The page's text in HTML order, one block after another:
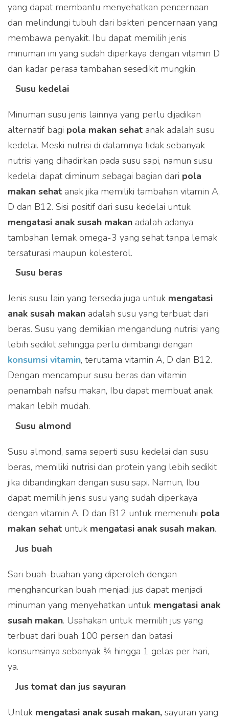
yang dapat membantu menyehatkan pencernaan
dan melindungi tubuh dari bakteri pencernaan yang
membawa penyakit. Ibu dapat memilih jenis
minuman ini yang sudah diperkaya dengan vitamin D
dan kadar perasa tambahan sesedikit mungkin.
Susu kedelai
Minuman susu jenis lainnya yang perlu dijadikan
alternatif bagi pola makan sehat anak adalah susu
kedelai. Meski nutrisi di dalamnya tidak sebanyak
nutrisi yang dihadirkan pada susu sapi, namun susu
kedelai dapat diminum sebagai bagian dari pola
makan sehat anak jika memiliki tambahan vitamin A,
D dan B12. Sisi positif dari susu kedelai untuk
mengatasi anak susah makan adalah adanya
tambahan lemak omega-3 yang sehat tanpa lemak
tersaturasi maupun kolesterol.
Susu beras
Jenis susu lain yang tersedia juga untuk mengatasi
anak susah makan adalah susu yang terbuat dari
beras. Susu yang demikian mengandung nutrisi yang
lebih sedikit sehingga perlu diimbangi dengan
konsumsi vitamin, terutama vitamin A, D dan B12.
Dengan mencampur susu beras dan vitamin
penambah nafsu makan, Ibu dapat membuat anak
makan lebih mudah.
Susu almond
Susu almond, sama seperti susu kedelai dan susu
beras, memiliki nutrisi dan protein yang lebih sedikit
jika dibandingkan dengan susu sapi. Namun, Ibu
dapat memilih jenis susu yang sudah diperkaya
dengan vitamin A, D dan B12 untuk memenuhi pola
makan sehat untuk mengatasi anak susah makan.
Jus buah
Sari buah-buahan yang diperoleh dengan
menghancurkan buah menjadi jus dapat menjadi
minuman yang menyehatkan untuk mengatasi anak
susah makan. Usahakan untuk memilih jus yang
terbuat dari buah 100 persen dan batasi
konsumsinya sebanyak ¾ hingga 1 gelas per hari,
ya.
Jus tomat dan jus sayuran
Untuk mengatasi anak susah makan, sayuran yang